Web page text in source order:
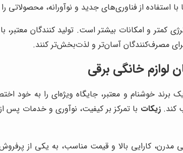
با استفاده از فناوری‌های جدید و نوآورانه، محصولاتی
کمتر و امکانات بیشتر است. تولید کنندگان
مصرف‌کنندگان آسان‌تر و لذت‌بخش‌تر کنند.
لوازم خانگی برقی
برند خوشنام و معتبر، جایگاه ویژه‌ای را به خود
کند.زیکات با تمرکز بر کیفیت، نوآوری و خدمات پس
مدرن، کارایی بالا و قیمت مناسب، به یکی از